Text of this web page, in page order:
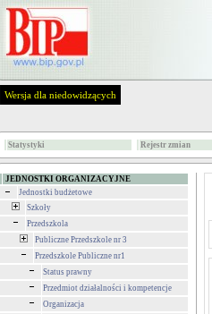
Wersja dla niedowidzących
Statystyki Rejestr zmian
JEDNOSTKI ORGANIZACYJNE
Jednostki budżetowe
Szkoły
Przedszkola
Publiczne Przedszkole nr 3
Przedszkole Publiczne nr1
Status prawny
Przedmiot działalności i kompetencje
Organizacja